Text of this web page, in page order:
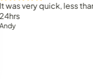
very quick, less than